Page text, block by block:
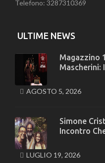
Telefono: 3287310369
ULTIME NEWS
Magazzino
Mascherini:
AGOSTO 5, 2026
Simone
Incontro
LUGLIO 19, 2026